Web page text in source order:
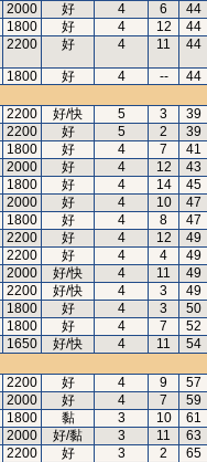
2000 好 4 6
44
1800 好 4 12
44
2200 好 4 11 44
1800 好 4 --
44
2200 好/快 5 3
39
2200 好 5 2
39
1800 好 4 7
41
2000 好 4 12
43
1800 好 4 14
45
2000 好 4 10
47
1800 好 4 8
47
2200 好 4 12
49
2200 好 4 4
49
2000 好/快 4 11
49
2200 好/快 4 3
49
1800 好 4 3
50
1800 好 4 7
52
1650 好/快 4 11
54
2200 好 4 9
57
2000 好 4 7
59
1800 黏 3 10
61
2000 好/黏 3 11
63
2200 好 3 2
65